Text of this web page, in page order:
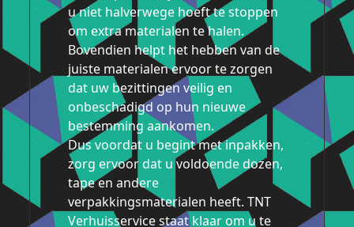
u niet halverwege hoeft te stoppen
om extra materialen te halen.
Bovendien helpt het hebben van de
juiste materialen ervoor te zorgen
dat uw bezittingen veilig en
onbeschadigd op hun nieuwe
bestemming aankomen.
Dus voordat u begint met inpakken,
zorg ervoor dat u voldoende dozen,
tape en andere
verpakkingsmaterialen heeft. TNT
Verhuisservice staat klaar om u te